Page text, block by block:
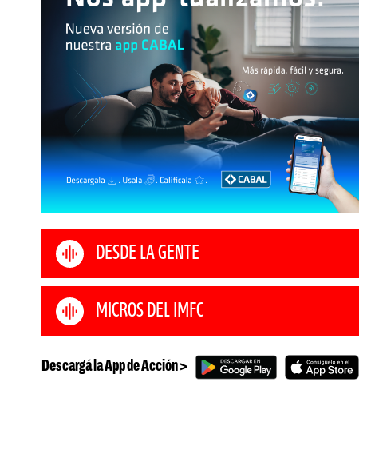
DESDE LA GENTE
MICROS DEL IMFC
Descargá la App de Acción >